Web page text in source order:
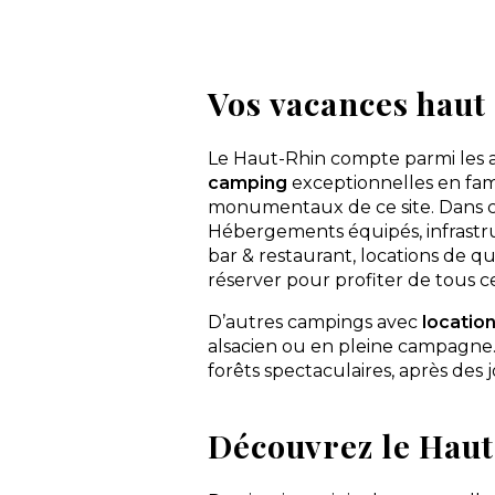
Vos vacances
Le Haut-Rhin compte parmi les
camping exceptionnelles en
monumentaux de ce site. Dans
Hébergements équipés,
bar & restaurant, locations de
réserver pour profiter de tous
D’autres campings avec
alsacien ou en pleine
forêts spectaculaires, après
Découvrez le
Paradis
Plus Bretagne
ResaSOL
Riviera Villages
Sandaya
Seagreen
Siblu Village
Sites et Paysages
Sud Est vacances
Sun Marina
Treflio